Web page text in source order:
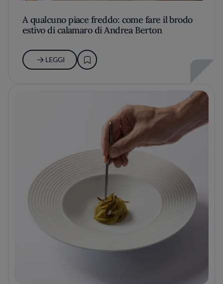
A qualcuno piace freddo: come fare il brodo
estivo di calamaro di Andrea Berton
LEGGI